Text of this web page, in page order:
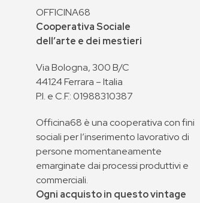
OFFICINA68
Cooperativa Sociale
dell’arte e dei mestieri
Via Bologna, 300 B/C
44124 Ferrara – Italia
P.I. e C.F.: 01988310387
Officina68 è una cooperativa con fini
sociali per l’inserimento lavorativo di
persone momentaneamente
emarginate dai processi produttivi e
commerciali.
Ogni acquisto in questo vintage